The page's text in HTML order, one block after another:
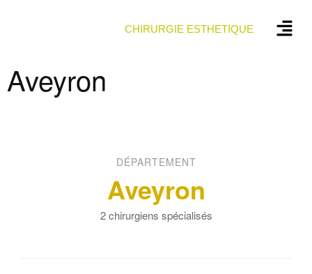
CHIRURGIE ESTHETIQUE
Aveyron
DÉPARTEMENT
Aveyron
2 chirurgiens spécialisés